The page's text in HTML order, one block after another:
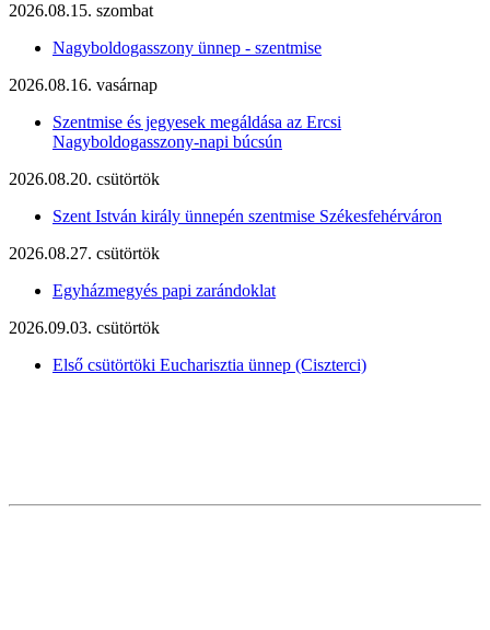
2026.08.15. szombat
Nagyboldogasszony ünnep - szentmise
2026.08.16. vasárnap
Szentmise és jegyesek megáldása az Ercsi
Nagyboldogasszony-napi búcsún
2026.08.20. csütörtök
Szent István király ünnepén szentmise Székesfehérváron
2026.08.27. csütörtök
Egyházmegyés papi zarándoklat
2026.09.03. csütörtök
Első csütörtöki Eucharisztia ünnep (Ciszterci)